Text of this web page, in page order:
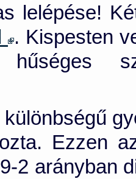
lelépése!
. Kispesten
Ezzen
2 arányban